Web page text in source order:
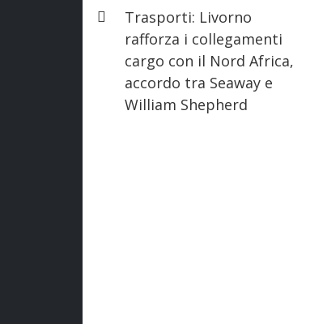
Trasporti: Livorno
rafforza i collegamenti
cargo con il Nord Africa,
accordo tra Seaway e
William Shepherd